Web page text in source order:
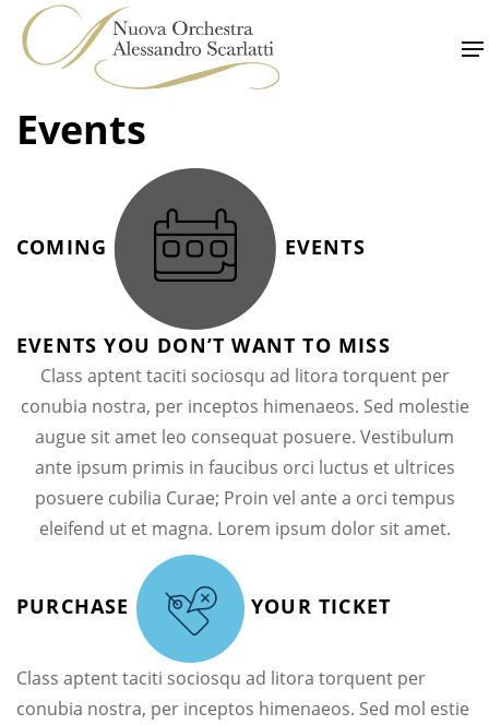
content
Events
COMING EVENTS
EVENTS YOU DON’T WANT TO MISS
Class aptent taciti sociosqu ad litora torquent per
conubia nostra, per inceptos himenaeos. Sed molestie
augue sit amet leo consequat posuere. Vestibulum
ante ipsum primis in faucibus orci luctus et ultrices
posuere cubilia Curae; Proin vel ante a orci tempus
eleifend ut et magna. Lorem ipsum dolor sit amet.
PURCHASE YOUR TICKET
Class aptent taciti sociosqu ad litora torquent per
conubia nostra, per inceptos himenaeos. Sed mol estie